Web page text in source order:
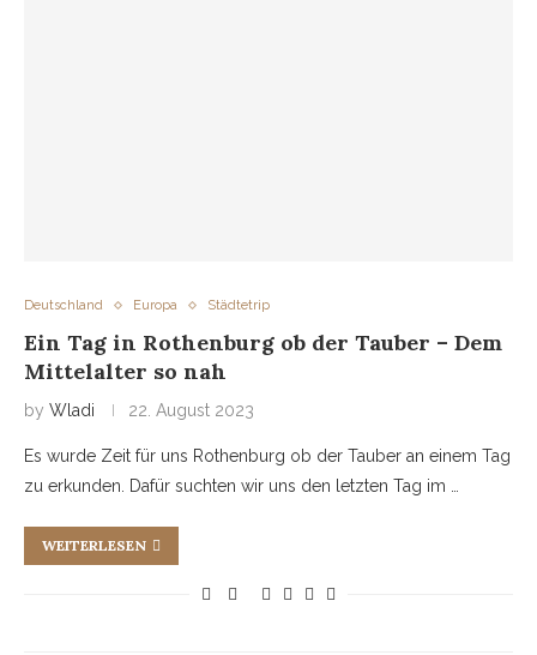
Deutschland Europa Städtetrip
Ein Tag in Rothenburg ob der Tauber – Dem
Mittelalter so nah
by Wladi 22. August 2023
Es wurde Zeit für uns Rothenburg ob der Tauber an einem Tag
zu erkunden. Dafür suchten wir uns den letzten Tag im …
WEITERLESEN